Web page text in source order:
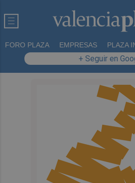
FORO PLAZA EMPRESAS PLAZA
+ Seguir en